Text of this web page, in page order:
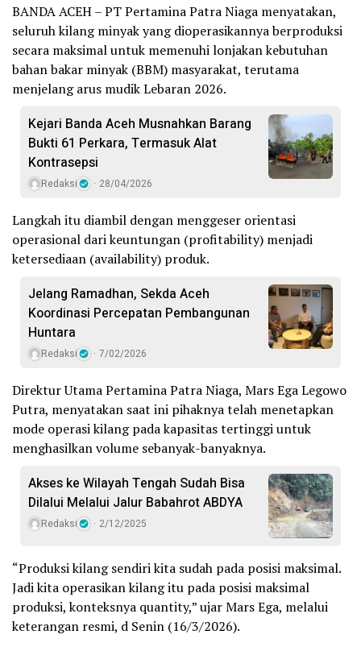
BANDA ACEH – PT Pertamina Patra Niaga menyatakan,
seluruh kilang minyak yang dioperasikannya berproduksi
secara maksimal untuk memenuhi lonjakan kebutuhan
bahan bakar minyak (BBM) masyarakat, terutama
menjelang arus mudik Lebaran 2026.
Kejari Banda Aceh Musnahkan Barang
Bukti 61 Perkara, Termasuk Alat
Kontrasepsi
Redaksi 28/04/2026
Langkah itu diambil dengan menggeser orientasi
operasional dari keuntungan (profitability) menjadi
ketersediaan (availability) produk.
‎Jelang Ramadhan, Sekda Aceh
Koordinasi Percepatan Pembangunan
Huntara
Redaksi 7/02/2026
Direktur Utama Pertamina Patra Niaga, Mars Ega Legowo
Putra, menyatakan saat ini pihaknya telah menetapkan
mode operasi kilang pada kapasitas tertinggi untuk
menghasilkan volume sebanyak-banyaknya.
Akses ke Wilayah Tengah Sudah Bisa
Dilalui Melalui Jalur Babahrot ABDYA
Redaksi 2/12/2025
“Produksi kilang sendiri kita sudah pada posisi maksimal.
Jadi kita operasikan kilang itu pada posisi maksimal
produksi, konteksnya quantity,” ujar Mars Ega, melalui
keterangan resmi, d Senin (16/3/2026).